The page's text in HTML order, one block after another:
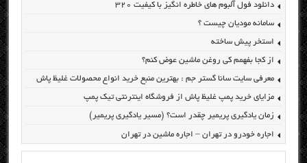
دانلود فول آلبوم های خاطره انگیز با کیفیت ۳۲۰
سامانه مودیان چیست ؟
استخر پیش ساخته
از کجا بفهمم کی روغن ماشین عوض کنم؟
معرفی سایت سانا گستر جم : بهترین منبع خرید انواع محصولات غلیظ پاش
مزایای خرید پمپ غلیظ پاش از فروشگاه اینترنتی تیک پمپ
زمان یادگیری پریمیر چقدر است؟ (مسیر یادگیری پریمیر)
اجاره خودرو در تهران – اجاره ماشین در تهران